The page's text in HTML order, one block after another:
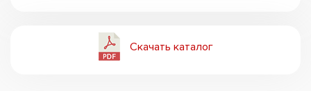
Скачать каталог